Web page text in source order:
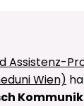
Assistenz-
Wien)